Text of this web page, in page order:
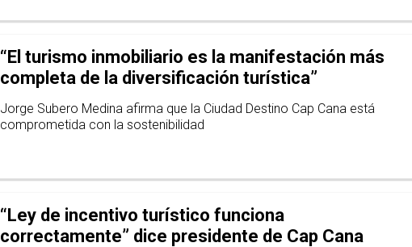
“El turismo inmobiliario es la manifestación más
completa de la diversificación turística”
Jorge Subero Medina afirma que la Ciudad Destino Cap Cana está
comprometida con la sostenibilidad
“Ley de incentivo turístico funciona
correctamente” dice presidente de Cap Cana